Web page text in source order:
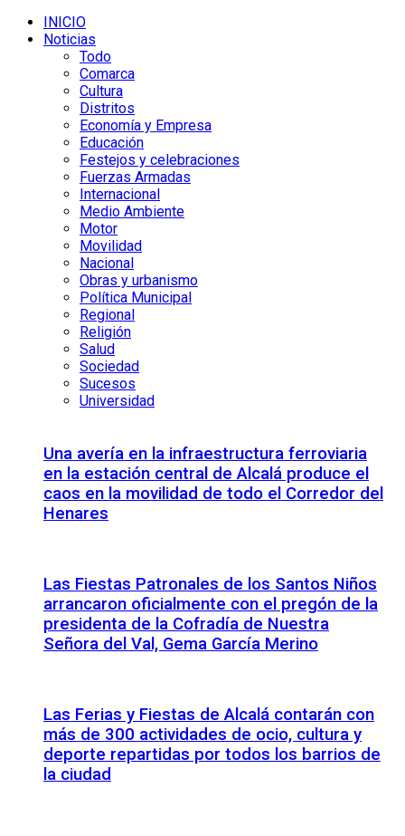
INICIO
Noticias
Todo
Comarca
Cultura
Distritos
Economía y Empresa
Educación
Festejos y celebraciones
Fuerzas Armadas
Internacional
Medio Ambiente
Motor
Movilidad
Nacional
Obras y urbanismo
Política Municipal
Regional
Religión
Salud
Sociedad
Sucesos
Universidad
Una avería en la infraestructura ferroviaria
en la estación central de Alcalá produce el
caos en la movilidad de todo el Corredor del
Henares
Las Fiestas Patronales de los Santos Niños
arrancaron oficialmente con el pregón de la
presidenta de la Cofradía de Nuestra
Señora del Val, Gema García Merino
Las Ferias y Fiestas de Alcalá contarán con
más de 300 actividades de ocio, cultura y
deporte repartidas por todos los barrios de
la ciudad